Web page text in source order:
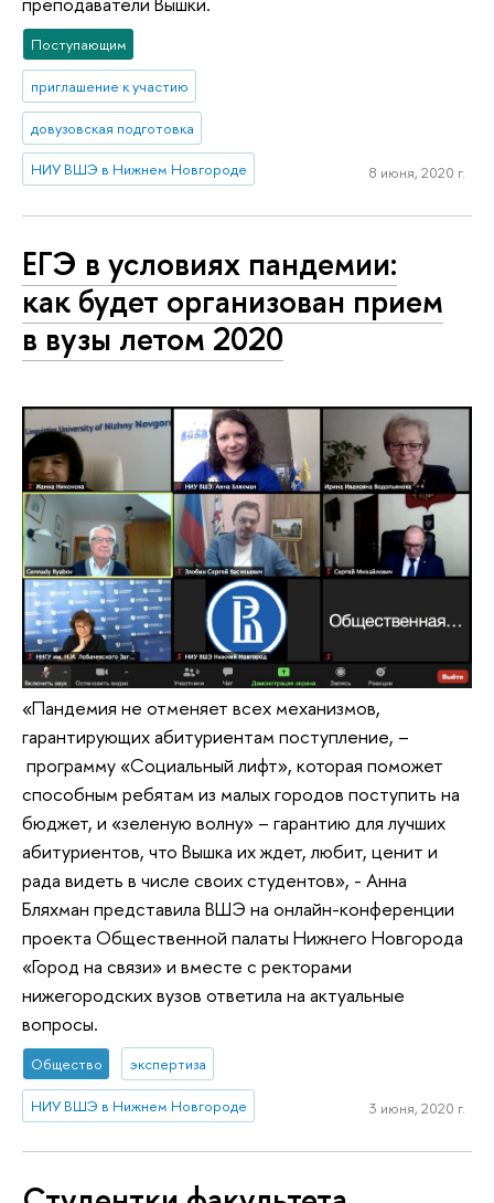
Поступающим
приглашение к участию
довузовская подготовка
НИУ ВШЭ в Нижнем Новгороде 8 июня, 2020 г.
ЕГЭ в условиях пандемии:
как будет организован прием
в вузы летом 2020
«Пандемия не отменяет всех механизмов,
гарантирующих абитуриентам поступление, –
программу «Социальный лифт», которая поможет
способным ребятам из малых городов поступить на
бюджет, и «зеленую волну» – гарантию для лучших
абитуриентов, что Вышка их ждет, любит, ценит и
рада видеть в числе своих студентов», - Анна
Бляхман представила ВШЭ на онлайн-конференции
проекта Общественной палаты Нижнего Новгорода
«Город на связи» и вместе с ректорами
нижегородских вузов ответила на актуальные
вопросы.
Общество экспертиза
НИУ ВШЭ в Нижнем Новгороде 3 июня, 2020 г.